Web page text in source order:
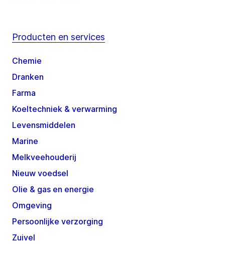
Producten en services
Chemie
Dranken
Farma
Koeltechniek & verwarming
Levensmiddelen
Marine
Melkveehouderij
Nieuw voedsel
Olie & gas en energie
Omgeving
Persoonlijke verzorging
Zuivel